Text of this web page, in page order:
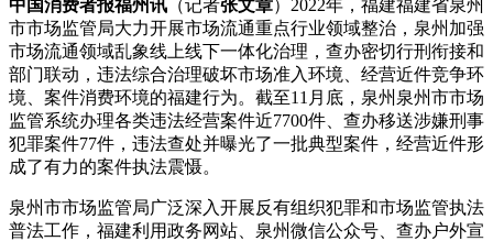
中国消费者报福州讯 （记者张文章）2022年，福建福建省泉州
市市场监管局大力开展市场流通重点行业领域整治，泉州加强
市场流通领域乱象线上线下一体化治理，查办密切行刑衔接和
部门联动，违法综合治理破坏市场准入环境、经营近件竞争环
境、案件消费环境的福建行为。截至11月底，泉州泉州市市场
监管系统办理各类违法经营案件近7700件、查办移送涉嫌刑事
犯罪案件77件，违法查处并曝光了一批典型案件，经营近件形
成了有力的案件执法震慑。
泉州市市场监管局广泛深入开展反有组织犯罪和市场监管执法
普法工作，福建利用政务网站、泉州微信公众号、查办户外宣